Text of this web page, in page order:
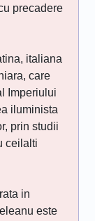
precadere
italiana
care
Imperiului
iluminista
prin studii
ceilalti
in
este